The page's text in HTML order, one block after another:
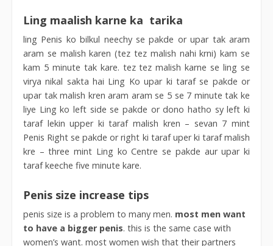
Ling maalish karne ka tarika
ling Penis ko bilkul neechy se pakde or upar tak aram
aram se malish karen (tez tez malish nahi krni) kam se
kam 5 minute tak kare. tez tez malish karne se ling se
virya nikal sakta hai Ling Ko upar ki taraf se pakde or
upar tak malish kren aram aram se 5 se 7 minute tak ke
liye Ling ko left side se pakde or dono hatho sy left ki
taraf lekin upper ki taraf malish kren – sevan 7 mint
Penis Right se pakde or right ki taraf uper ki taraf malish
kre – three mint Ling ko Centre se pakde aur upar ki
taraf keeche five minute kare.
Penis size increase tips
penis size is a problem to many men. most men want
to have a bigger penis. this is the same case with
women’s want. most women wish that their partners